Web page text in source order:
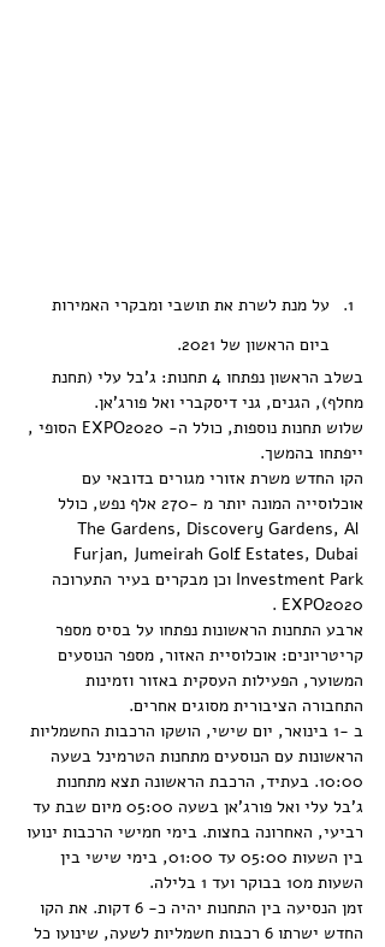
על מנת לשרת את תושבי ומבקרי האמירות
ביום הראשון של 2021.
בשלב הראשון נפתחו 4 תחנות: ג'בל עלי (תחנת
מחלף), הגנים, גני דיסקברי ואל פורג'אן.
שלוש תחנות נוספות, כולל ה- EXPO2020 הסופי ,
ייפתחו בהמשך.
הקו החדש משרת אזורי מגורים בדובאי עם
אוכלוסייה המונה יותר מ -270 אלף נפש, כולל
The Gardens, Discovery Gardens, Al
Furjan, Jumeirah Golf Estates, Dubai
Investment Park וכן מבקרים בעיר התערוכה
EXPO2020 .
ארבע התחנות הראשונות נפתחו על בסיס מספר
קריטריונים: אוכלוסיית האזור, מספר הנוסעים
המשוער, הפעילות העסקית באזור וזמינות
התחבורה הציבורית מסוגים אחרים.
ב -1 בינואר, יום שישי, הושקו הרכבות החשמליות
הראשונות עם הנוסעים מתחנות הטרמינל בשעה
10:00. בעתיד, הרכבת הראשונה תצא מתחנות
ג'בל עלי ואל פורג'אן בשעה 05:00 מיום שבת עד
רביעי, האחרונה בחצות. בימי חמישי הרכבות ינועו
בין השעות 05:00 עד 01:00, בימי שישי בין
השעות מ10 בבוקר ועד 1 בלילה.
זמן הנסיעה בין התחנות יהיה כ- 6 דקות. את הקו
החדש ישרתו 6 רכבות חשמליות לשעה, שינועו כל